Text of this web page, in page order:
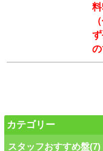
の
カテゴリー
スタッフおすすめ盤(7)